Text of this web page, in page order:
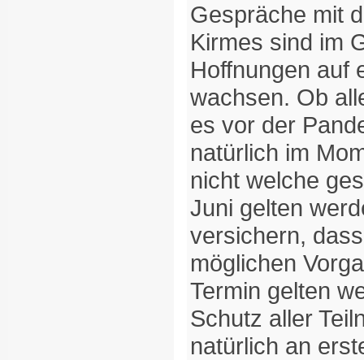
Gespräche mit
Kirmes sind im
Hoffnungen auf
wachsen. Ob
es vor der
natürlich im
nicht welche
Juni gelten
versichern,
möglichen
Termin gelten
Schutz aller
natürlich an